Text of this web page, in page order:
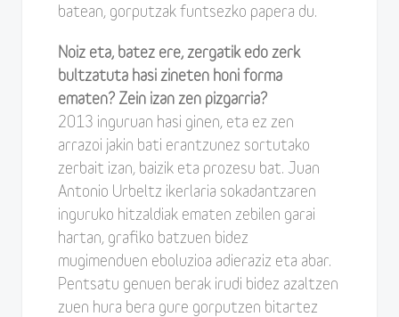
batean, gorputzak funtsezko papera du.
Noiz eta, batez ere, zergatik edo zerk
bultzatuta hasi zineten honi forma
ematen? Zein izan zen pizgarria?
2013 inguruan hasi ginen, eta ez zen
arrazoi jakin bati erantzunez sortutako
zerbait izan, baizik eta prozesu bat. Juan
Antonio Urbeltz ikerlaria sokadantzaren
inguruko hitzaldiak ematen zebilen garai
hartan, grafiko batzuen bidez
mugimenduen eboluzioa adieraziz eta abar.
Pentsatu genuen berak irudi bidez azaltzen
zuen hura bera gure gorputzen bitartez